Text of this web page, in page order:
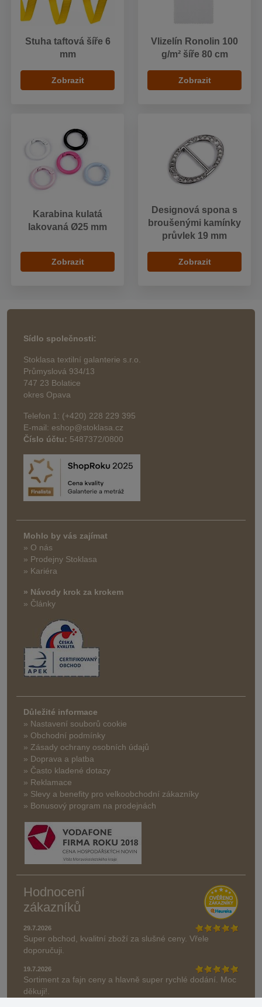
Stuha taftová šíře 6
mm
Zobrazit
Vlizelín Ronolin 100
g/m² šíře 80 cm
Zobrazit
Karabina kulatá
lakovaná Ø25 mm
Zobrazit
Designová spona s
broušenými kamínky
průvlek 19 mm
Zobrazit
Sídlo společnosti:
Stoklasa textilní galanterie s.r.o.
Průmyslová 934/13
747 23 Bolatice
okres Opava
Telefon 1: (+420) 228 229 395
E-mail: eshop@stoklasa.cz
Číslo účtu: 5487372/0800
Mohlo by vás zajímat
» O nás
» Prodejny Stoklasa
» Kariéra
» Návody krok za krokem
» Články
Důležité informace
» Nastavení souborů cookie
» Obchodní podmínky
» Zásady ochrany osobních údajů
» Doprava a platba
» Často kladené dotazy
» Reklamace
» Slevy a benefity pro velkoobchodní zákazníky
» Bonusový program na prodejnách
Hodnocení
zákazníků
29.7.2026
Super obchod, kvalitní zboží za slušné ceny. Vřele
doporučuji.
19.7.2026
Sortiment za fajn ceny a hlavně super rychlé dodání. Moc
děkuji!.